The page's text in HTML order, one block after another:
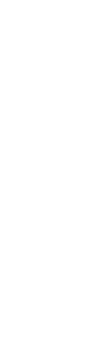
خانومم
مندی با نام چه زیبا